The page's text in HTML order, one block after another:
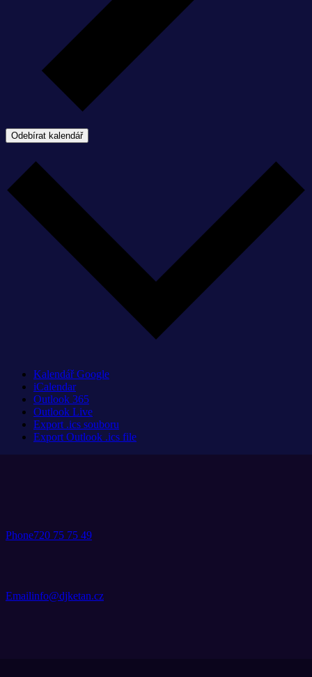
Odebírat kalendář
Kalendář Google
iCalendar
Outlook 365
Outlook Live
Export .ics souboru
Export Outlook .ics file
Phone720 75 75 49
Emailinfo@djketan.cz